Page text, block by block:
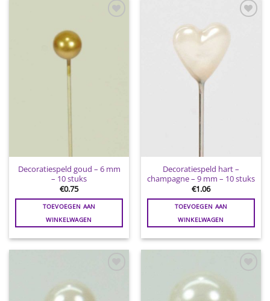
Decoratiespeld goud – 6 mm
– 10 stuks
€0.75
TOEVOEGEN AAN
WINKELWAGEN
Toevoegen
Decoratiespeld hart –
champagne – 9 mm – 10 stuks
€1.06
TOEVOEGEN AAN
WINKELWAGEN
wenslijst